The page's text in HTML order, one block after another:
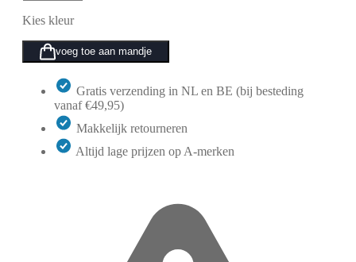
Kies kleur
voeg toe aan mandje
Gratis verzending in NL en BE (bij besteding
vanaf €49,95)
Makkelijk retourneren
Altijd lage prijzen op A-merken